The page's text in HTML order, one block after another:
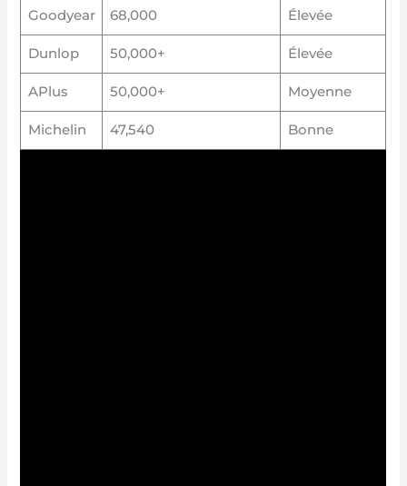
Goodyear 68,000 Élevée
Dunlop 50,000+ Élevée
APlus 50,000+ Moyenne
Michelin 47,540 Bonne